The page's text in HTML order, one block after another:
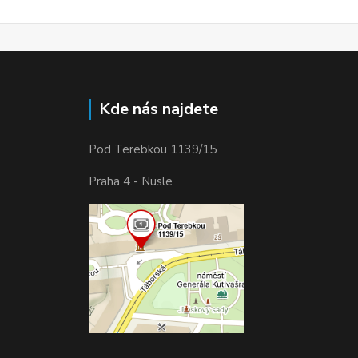
Kde nás najdete
Pod Terebkou 1139/15
Praha 4 - Nusle